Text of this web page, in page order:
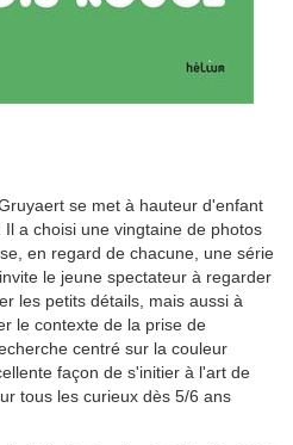
se met à hauteur d'enfant
a choisi une vingtaine de photos
en regard de chacune, une série
le jeune spectateur à regarder
les petits détails, mais aussi à
le contexte de la prise de
centré sur la couleur
façon de s'initier à l'art de
tous les curieux dès 5/6 ans